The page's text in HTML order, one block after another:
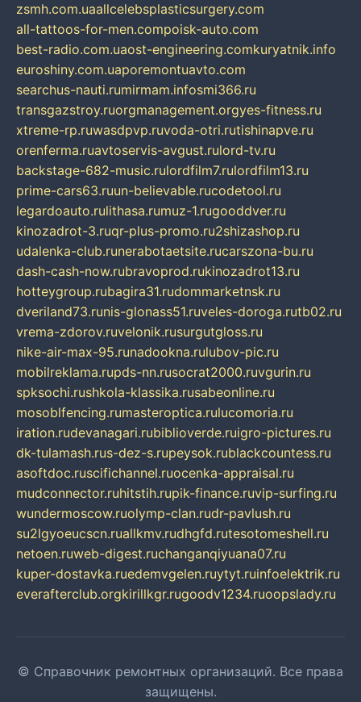
zsmh.com.uaallcelebsplasticsurgery.com
all-tattoos-for-men.compoisk-auto.com
best-radio.com.uaost-engineering.comkuryatnik.info
euroshiny.com.uaporemontuavto.com
searchus-nauti.rumirmam.infosmi366.ru
transgazstroy.ruorgmanagement.orgyes-fitness.ru
xtreme-rp.ruwasdpvp.ruvoda-otri.rutishinapve.ru
orenferma.ruavtoservis-avgust.rulord-tv.ru
backstage-682-music.rulordfilm7.rulordfilm13.ru
prime-cars63.ruun-believable.rucodetool.ru
legardoauto.rulithasa.rumuz-1.rugooddver.ru
kinozadrot-3.ruqr-plus-promo.ru2shizashop.ru
udalenka-club.runerabotaetsite.rucarszona-bu.ru
dash-cash-now.rubravoprod.rukinozadrot13.ru
hotteygroup.rubagira31.rudommarketnsk.ru
dveriland73.runis-glonass51.ruveles-doroga.rutb02.ru
vrema-zdorov.ruvelonik.rusurgutgloss.ru
nike-air-max-95.runadookna.rulubov-pic.ru
mobilreklama.rupds-nn.rusocrat2000.ruvgurin.ru
spksochi.rushkola-klassika.rusabeonline.ru
mosoblfencing.rumasteroptica.rulucomoria.ru
iration.rudevanagari.rubiblioverde.ruigro-pictures.ru
dk-tulamash.rus-dez-s.rupeysok.rublackcountess.ru
asoftdoc.ruscifichannel.ruocenka-appraisal.ru
mudconnector.ruhitstih.rupik-finance.ruvip-surfing.ru
wundermoscow.ruolymp-clan.rudr-pavlush.ru
su2lgyoeucscn.ruallkmv.rudhgfd.rutesotomeshell.ru
netoen.ruweb-digest.ruchanganqiyuana07.ru
kuper-dostavka.ruedemvgelen.ruytyt.ruinfoelektrik.ru
everafterclub.orgkirillkgr.rugoodv1234.ruoopslady.ru
© Справочник ремонтных организаций. Все права
защищены.